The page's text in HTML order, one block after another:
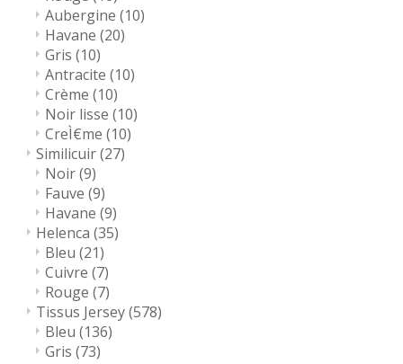
Aubergine (10)
Havane (20)
Gris (10)
Antracite (10)
Crème (10)
Noir lisse (10)
CreÌ€me (10)
Similicuir(27)
Noir(9)
Fauve (9)
Havane (9)
Helenca (35)
Bleu (21)
Cuivre (7)
Rouge (7)
Tissus Jersey(578)
Bleu (136)
Gris (73)